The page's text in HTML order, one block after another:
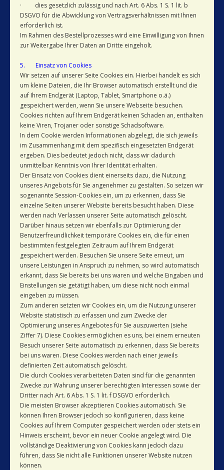
· dies gesetzlich zulässig und nach Art. 6 Abs. 1 S. 1 lit. b
DSGVO für die Abwicklung von Vertragsverhältnissen mit Ihnen
erforderlich ist.
Im Rahmen des Bestellprozesses wird eine Einwilligung von Ihnen
zur Weitergabe Ihrer Daten an Dritte eingeholt.
5. Einsatz von Cookies
Wir setzen auf unserer Seite Cookies ein. Hierbei handelt es sich
um kleine Dateien, die Ihr Browser automatisch erstellt und die
auf Ihrem Endgerät (Laptop, Tablet, Smartphone o.ä.)
gespeichert werden, wenn Sie unsere Webseite besuchen.
Cookies richten auf Ihrem Endgerät keinen Schaden an, enthalten
keine Viren, Trojaner oder sonstige Schadsoftware.
In dem Cookie werden Informationen abgelegt, die sich jeweils
im Zusammenhang mit dem spezifisch eingesetzten Endgerät
ergeben. Dies bedeutet jedoch nicht, dass wir dadurch
unmittelbar Kenntnis von Ihrer Identität erhalten.
Der Einsatz von Cookies dient einerseits dazu, die Nutzung
unseres Angebots für Sie angenehmer zu gestalten. So setzen wir
sogenannte Session-Cookies ein, um zu erkennen, dass Sie
einzelne Seiten unserer Website bereits besucht haben. Diese
werden nach Verlassen unserer Seite automatisch gelöscht.
Darüber hinaus setzen wir ebenfalls zur Optimierung der
Benutzerfreundlichkeit temporäre Cookies ein, die für einen
bestimmten festgelegten Zeitraum auf Ihrem Endgerät
gespeichert werden. Besuchen Sie unsere Seite erneut, um
unsere Leistungen in Anspruch zu nehmen, so wird automatisch
erkannt, dass Sie bereits bei uns waren und welche Eingaben und
Einstellungen sie getätigt haben, um diese nicht noch einmal
eingeben zu müssen.
Zum anderen setzten wir Cookies ein, um die Nutzung unserer
Website statistisch zu erfassen und zum Zwecke der
Optimierung unseres Angebotes für Sie auszuwerten (siehe
Ziffer 7). Diese Cookies ermöglichen es uns, bei einem erneuten
Besuch unserer Seite automatisch zu erkennen, dass Sie bereits
bei uns waren. Diese Cookies werden nach einer jeweils
definierten Zeit automatisch gelöscht.
Die durch Cookies verarbeiteten Daten sind für die genannten
Zwecke zur Wahrung unserer berechtigten Interessen sowie der
Dritter nach Art. 6 Abs. 1 S. 1 lit. f DSGVO erforderlich.
Die meisten Browser akzeptieren Cookies automatisch. Sie
können Ihren Browser jedoch so konfigurieren, dass keine
Cookies auf Ihrem Computer gespeichert werden oder stets ein
Hinweis erscheint, bevor ein neuer Cookie angelegt wird. Die
vollständige Deaktivierung von Cookies kann jedoch dazu
führen, dass Sie nicht alle Funktionen unserer Website nutzen
können.